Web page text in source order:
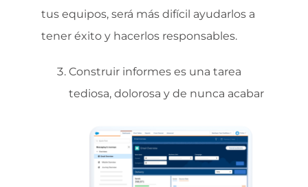
tus equipos, será más difícil ayudarlos a
tener éxito y hacerlos responsables.
Construir informes es una tarea
tediosa, dolorosa y de nunca acabar